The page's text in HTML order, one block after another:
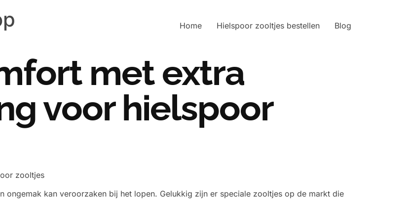
Home Hielspoor zooltjes bestellen Blog
met extra
voor hielspoor
zooltjes
ongemak kan veroorzaken bij het lopen. Gelukkig zijn er speciale zooltjes op de markt die